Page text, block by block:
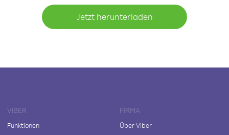
Jetzt herunterladen
VIBER
Funktionen
FIRMA
Über Viber